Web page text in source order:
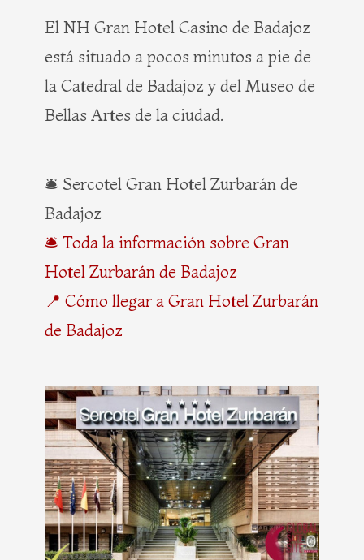
El NH Gran Hotel Casino de Badajoz
está situado a pocos minutos a pie de
la Catedral de Badajoz y del Museo de
Bellas Artes de la ciudad.
🛎️ Sercotel Gran Hotel Zurbarán de
Badajoz
🛎️ Toda la información sobre Gran
Hotel Zurbarán de Badajoz
📍 Cómo llegar a Gran Hotel Zurbarán
de Badajoz